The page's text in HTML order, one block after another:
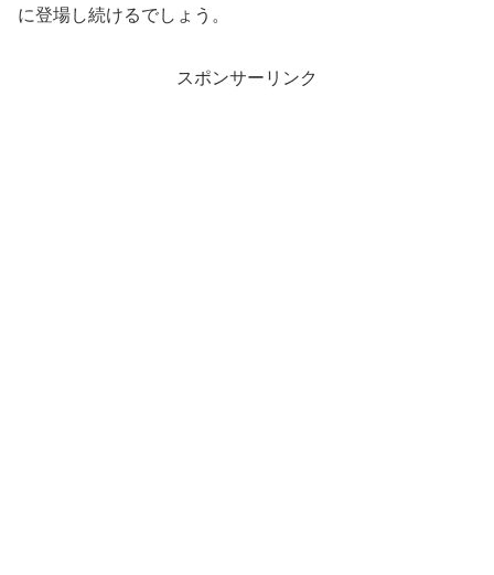
に登場し続けるでしょう。
スポンサーリンク